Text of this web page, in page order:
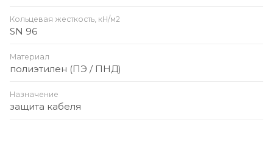
Кольцевая жесткость, кН/м2
SN 96
Материал
полиэтилен (ПЭ / ПНД)
Назначение
защита кабеля